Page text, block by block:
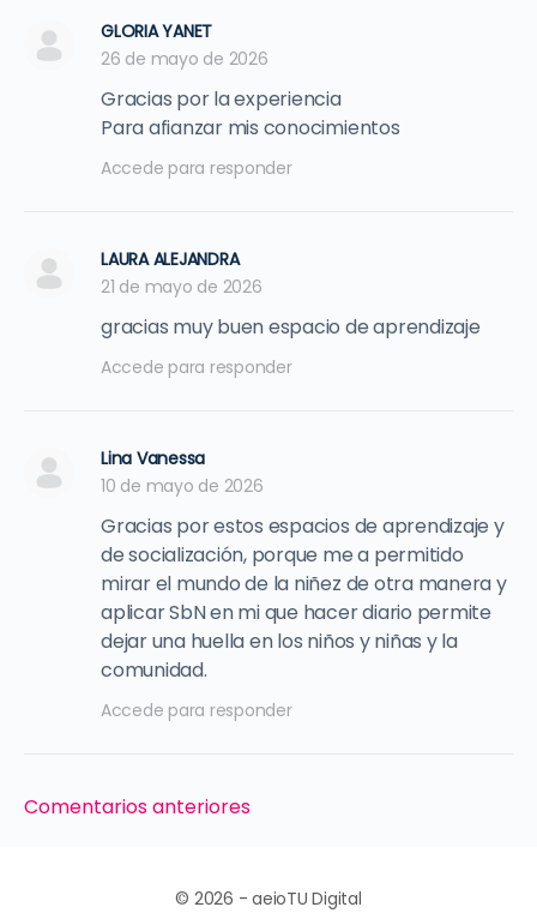
GLORIA YANET
26 de mayo de 2026
Gracias por la experiencia
Para afianzar mis conocimientos
Accede para responder
LAURA ALEJANDRA
21 de mayo de 2026
gracias muy buen espacio de aprendizaje
Accede para responder
Lina Vanessa
10 de mayo de 2026
Gracias por estos espacios de aprendizaje y
de socialización, porque me a permitido
mirar el mundo de la niñez de otra manera y
aplicar SbN en mi que hacer diario permite
dejar una huella en los niños y niñas y la
comunidad.
Accede para responder
Navegación
Comentarios anteriores
© 2026 - aeioTU Digital